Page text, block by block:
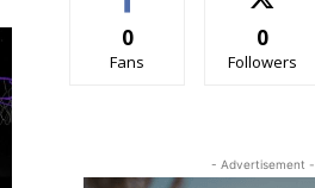
0
Fans
0
Followers
- Advertisement -